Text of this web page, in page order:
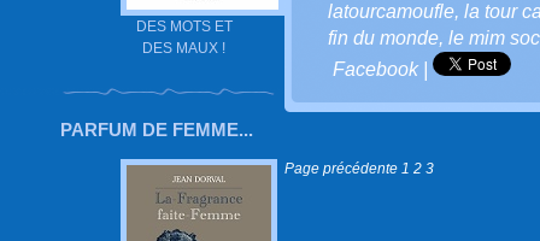
DES MOTS ET
DES MAUX !
PARFUM DE FEMME...
latourcamoufle, la tour
fin du monde, le mim
Facebook|
Page précédente 1 2 3